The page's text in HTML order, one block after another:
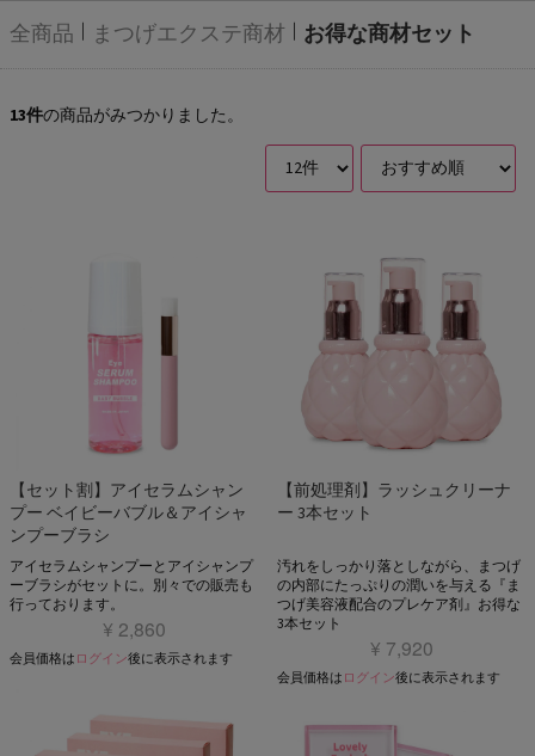
全商品 まつげエクステ商材 お得な商材セット
13件の商品がみつかりました。
【セット割】アイセラムシャン
プー ベイビーバブル＆アイシャ
ンプーブラシ
アイセラムシャンプーとアイシャンプ
ーブラシがセットに。別々での販売も
行っております。
¥ 2,860
会員価格は ログイン後に表示されます
【前処理剤】ラッシュクリーナ
ー 3本セット
汚れをしっかり落としながら、まつげ
の内部にたっぷりの潤いを与える『ま
つげ美容液配合のプレケア剤』お得な
3本セット
¥ 7,920
会員価格は ログイン後に表示されます